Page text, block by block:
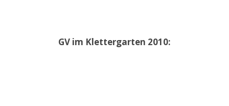
GV im Klettergarten 2010: